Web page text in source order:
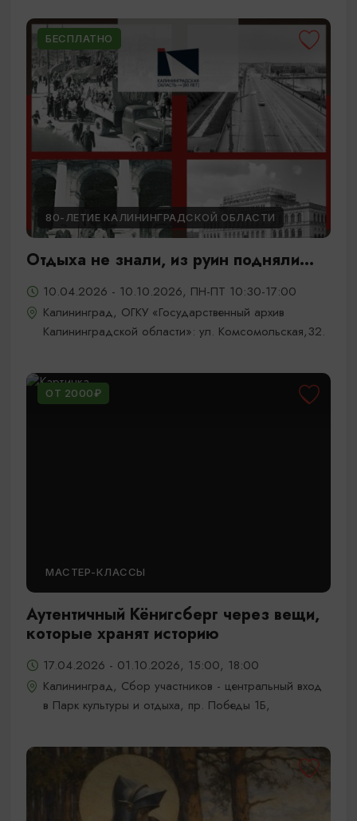
БЕСПЛАТНО
80-ЛЕТИЕ КАЛИНИНГРАДСКОЙ ОБЛАСТИ
Отдыха не знали, из руин подняли...
10.04.2026 - 10.10.2026, ПН-ПТ 10:30-17:00
Калининград, ОГКУ «Государственный архив
Калининградской области»: ул. Комсомольская,32.
ОТ 2000₽
МАСТЕР-КЛАССЫ
Аутентичный Кёнигсберг через вещи,
которые хранят историю
17.04.2026 - 01.10.2026, 15:00, 18:00
Калининград, Сбор участников - центральный вход
в Парк культуры и отдыха, пр. Победы 1Б,